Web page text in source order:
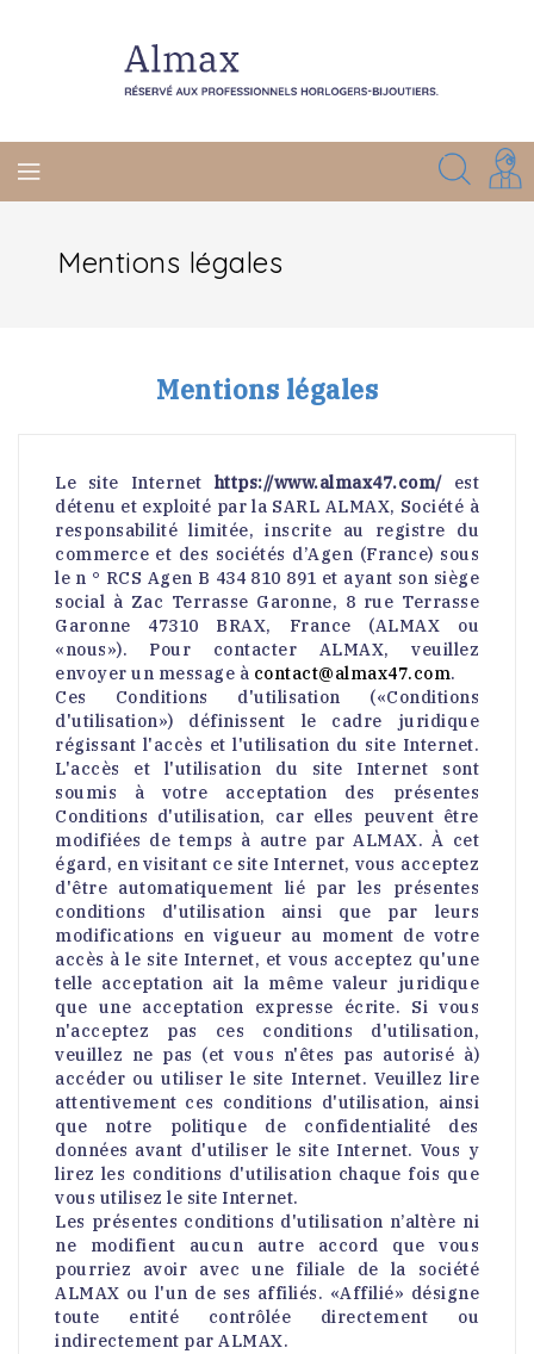
Mentions légales
Mentions légales
Le site Internet https://www.almax47.com/est
détenu et exploité par la SARL ALMAX, Société à
responsabilité limitée, inscrite au registre du
commerce et des sociétés d’Agen (France) sous
le n ° RCS Agen B 434 810 891 et ayant son siège
social à Zac Terrasse Garonne, 8 rue Terrasse
Garonne 47310 BRAX, France (ALMAX ou
«nous»). Pour contacter ALMAX, veuillez
envoyer un message à contact@almax47.com.
Ces Conditions d'utilisation («Conditions
d'utilisation») définissent le cadre juridique
régissant l'accès et l'utilisation du site Internet.
L'accès et l'utilisation du site Internet sont
soumis à votre acceptation des présentes
Conditions d'utilisation, car elles peuvent être
modifiées de temps à autre par ALMAX. À cet
égard, en visitant ce site Internet, vous acceptez
d'être automatiquement lié par les présentes
conditions d'utilisation ainsi que par leurs
modifications en vigueur au moment de votre
accès à le site Internet, et vous acceptez qu'une
telle acceptation ait la même valeur juridique
que une acceptation expresse écrite. Si vous
n'acceptez pas ces conditions d'utilisation,
veuillez ne pas (et vous n'êtes pas autorisé à)
accéder ou utiliser le site Internet. Veuillez lire
attentivement ces conditions d'utilisation, ainsi
que notre politique de confidentialité des
données avant d'utiliser le site Internet. Vous y
lirez les conditions d'utilisation chaque fois que
vous utilisez le site Internet.
Les présentes conditions d'utilisation n’altère ni
ne modifient aucun autre accord que vous
pourriez avoir avec une filiale de la société
ALMAX ou l'un de ses affiliés. «Affilié» désigne
toute entité contrôlée directement ou
indirectement par ALMAX.